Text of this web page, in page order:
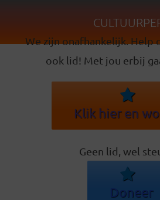
We zijn onafhankelijk. Help
ook lid! Met jou erbij
Klik hier en
Geen lid, wel
Doneer